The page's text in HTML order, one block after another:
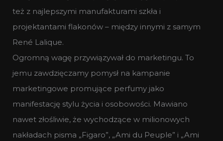
też z najlepszymi manufakturami szkła i
projektantami flakonów – między innymi z samym
René Lalique.
Ogromną wagę przywiązywał do marketingu. To
jemu zawdzięczamy pomysł na kampanie
marketingowe promujące perfumy jako
manifestację stylu życia i osobowości. Mawiano
nawet złośliwie, że wychodzące w milionowych
nakładach pisma „Figaro”, „Ami du Peuple” i „Ami